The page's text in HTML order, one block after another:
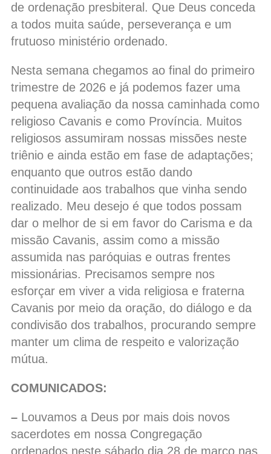
de ordenação presbiteral. Que Deus conceda
a todos muita saúde, perseverança e um
frutuoso ministério ordenado.
Nesta semana chegamos ao final do primeiro
trimestre de 2026 e já podemos fazer uma
pequena avaliação da nossa caminhada como
religioso Cavanis e como Província. Muitos
religiosos assumiram nossas missões neste
triênio e ainda estão em fase de adaptações;
enquanto que outros estão dando
continuidade aos trabalhos que vinha sendo
realizado. Meu desejo é que todos possam
dar o melhor de si em favor do Carisma e da
missão Cavanis, assim como a missão
assumida nas paróquias e outras frentes
missionárias. Precisamos sempre nos
esforçar em viver a vida religiosa e fraterna
Cavanis por meio da oração, do diálogo e da
condivisão dos trabalhos, procurando sempre
manter um clima de respeito e valorização
mútua.
COMUNICADOS:
– Louvamos a Deus por mais dois novos
sacerdotes em nossa Congregação
ordenados neste sábado dia 28 de março nas